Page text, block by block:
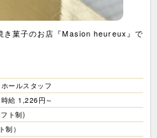
き菓子のお店『Masion heureux』で
ールスタッフ
時給 1,226円～
ト制)
制）